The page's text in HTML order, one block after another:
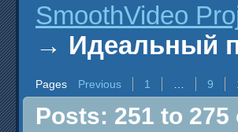
SmoothVideo
→ Идеальный
Pages Previous 1 9
Posts: 251 to 275